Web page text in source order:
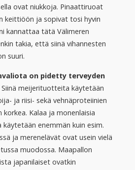
ovat niukkoja. Pinaattiruoat
keittiöön ja sopivat tosi hyvin
kannattaa tätä Välimeren
takia, että siinä vihannesten
suuri.
on pidetty terveyden
Siinä meijerituotteita käytetään
ja riisi- sekä vehnäproteiinien
Kalaa ja monenlaisia
käytetään enemmän kuin esim.
ja merenelävät ovat usein vielä
muodossa. Maapallon
japanilaiset ovatkin